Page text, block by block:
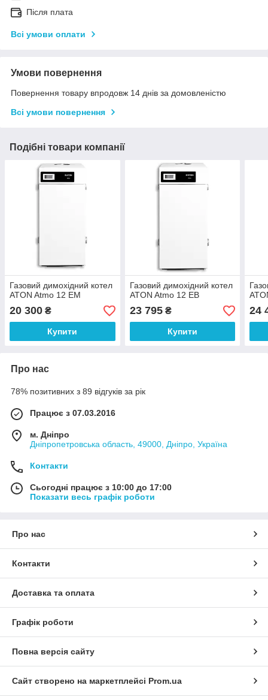
Після плата
Всі умови оплати
Умови повернення
Повернення товару впродовж 14 днів за домовленістю
Всі умови повернення
Подібні товари компанії
Газовий димохідний котел
ATON Atmo 12 EM
20 300 ₴
Купити
Газовий димохідний котел
ATON Atmo 12 ЕВ
23 795₴
Купити
24
Про нас
78% позитивних з 89 відгуків за рік
Працює з 07.03.2016
м. Дніпро
Дніпропетровська область, 49000, Дніпро, Україна
Контакти
Сьогодні працює з 10:00 до 17:00
Показати весь графік роботи
Про нас
Контакти
Доставка та оплата
Графік роботи
Повна версія сайту
Сайт створено на маркетплейсі Prom.ua